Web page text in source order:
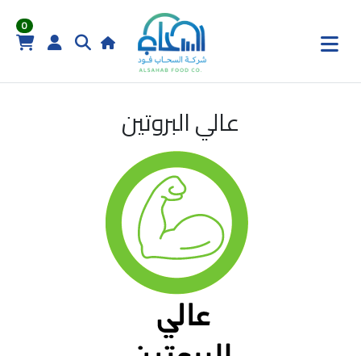
0
عالي البروتين